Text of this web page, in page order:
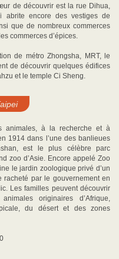
de découvrir est la rue Dihua,
abrite encore des vestiges de
que de nombreux commerces
commerces d’épices.
de métro Zhongsha, MRT, le
de découvrir quelques édifices
et le temple Ci Sheng.
animales, à la recherche et à
1914 dans l’une des banlieues
est le plus célèbre parc
zoo d’Asie. Encore appelé Zoo
le jardin zoologique privé d’un
racheté par le gouvernement en
Les familles peuvent découvrir
originaires d’Afrique,
du désert et des zones